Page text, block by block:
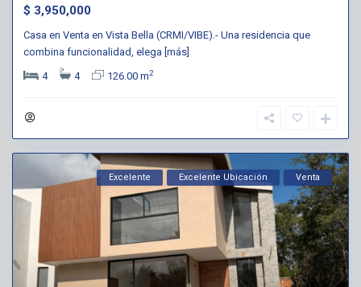
$ 3,950,000
Casa en Venta en Vista Bella (CRMI/VIBE).- Una residencia que
combina funcionalidad, elega [más]
4
4 126.00 m2
Excelente Excelente Ubicación Venta